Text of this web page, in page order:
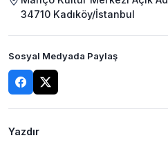
34710 Kadıköy/İstanbul
Sosyal Medyada Paylaş
Yazdır